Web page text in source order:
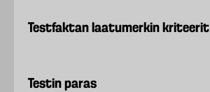
Testfaktan laatumerkin kriteerit
Testin paras